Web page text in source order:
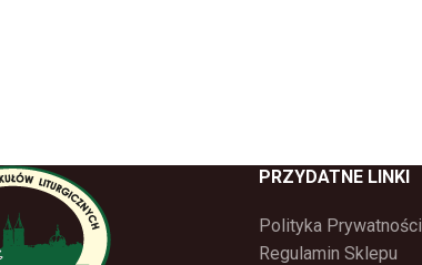
PRZYDATNE LINKI
Polityka Prywatności
Regulamin Sklepu